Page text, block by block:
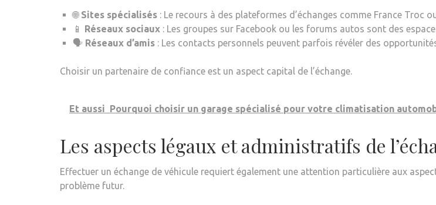
🌐 Sites spécialisés : Le recours à des plateformes d’échanges comme France Troc
📱 Réseaux sociaux : Les groupes sur Facebook ou les forums autos sont des
🗣️ Réseaux d’amis : Les contacts personnels peuvent parfois révéler des
Choisir un partenaire de confiance est un aspect capital de l’échange.
Et aussi Pourquoi choisir un garage spécialisé pour votre climatisation
Les aspects légaux et administratifs de
Effectuer un échange de véhicule requiert également une attention particulière aux
problème futur.